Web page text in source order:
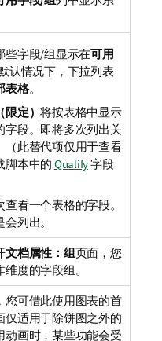
些字段/组显示在可用
认情况下，下拉列表
表格。
限定）将按表格中显示
字段。即将多次列出关
（此替代项仅用于查看
脚本中的 Qualify字段
看一个表格的字段。
列出。
文档属性：组页面，您
度的字段组。
您可借此使用图表的首
仅适用于除饼图之外的
动画时，某些功能会受